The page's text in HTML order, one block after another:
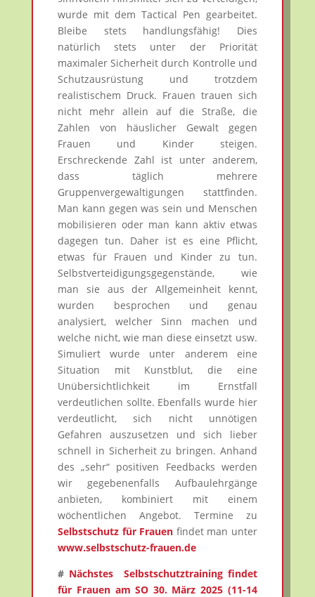
wurde mit dem Tactical Pen gearbeitet.
Bleibe stets handlungsfähig! Dies
natürlich stets unter der Priorität
maximaler Sicherheit durch Kontrolle und
Schutzausrüstung und trotzdem
realistischem Druck. Frauen trauen sich
nicht mehr allein auf die Straße, die
Zahlen von häuslicher Gewalt gegen
Frauen und Kinder steigen.
Erschreckende Zahl ist unter anderem,
dass täglich mehrere
Gruppenvergewaltigungen stattfinden.
Man kann gegen was sein und Menschen
mobilisieren oder man kann aktiv etwas
dagegen tun. Daher ist es eine Pflicht,
etwas für Frauen und Kinder zu tun.
Selbstverteidigungsgegenstände, wie
man sie aus der Allgemeinheit kennt,
wurden besprochen und genau
analysiert, welcher Sinn machen und
welche nicht, wie man diese einsetzt usw.
Simuliert wurde unter anderem eine
Situation mit Kunstblut, die eine
Unübersichtlichkeit im Ernstfall
verdeutlichen sollte. Ebenfalls wurde hier
verdeutlicht, sich nicht unnötigen
Gefahren auszusetzen und sich lieber
schnell in Sicherheit zu bringen. Anhand
des „sehr“ positiven Feedbacks werden
wir gegebenenfalls Aufbaulehrgänge
anbieten, kombiniert mit einem
wöchentlichen Angebot. Termine zu
Selbstschutz für Frauen findet man unter
www.selbstschutz-frauen.de
# Nächstes Selbstschutztraining findet
für Frauen am SO 30. März 2025 (11-14